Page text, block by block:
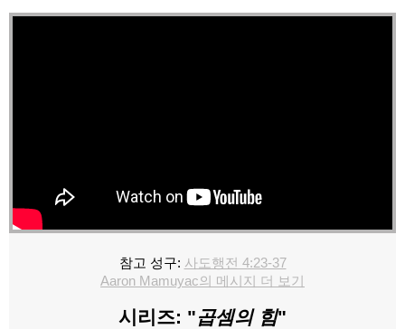
참고 성구: 사도행전 4:23-37
Aaron Mamuyac의 메시지 더 보기
시리즈: "곱셈의 힘"